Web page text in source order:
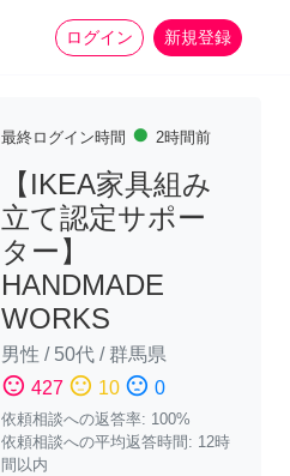
ログイン 新規登録
家事 more_horiz
最終ログイン時間 fiber_manual_record 2時間前
【IKEA家具組み
立て認定サポー
ター】
HANDMADE
WORKS
男性 / 50代 / 群馬県
sentiment_satisfied 427 sentiment_neutral 10 sentiment_dissatisfied 0
依頼相談への返答率: 100%
依頼相談への平均返答時間: 12時
間以内